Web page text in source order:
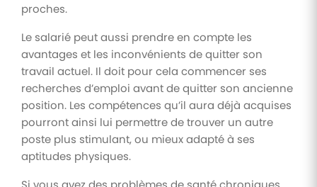
proches.
Le salarié peut aussi prendre en compte les
avantages et les inconvénients de quitter son
travail actuel. Il doit pour cela commencer ses
recherches d’emploi avant de quitter son ancienne
position. Les compétences qu’il aura déjà acquises
pourront ainsi lui permettre de trouver un autre
poste plus stimulant, ou mieux adapté à ses
aptitudes physiques.